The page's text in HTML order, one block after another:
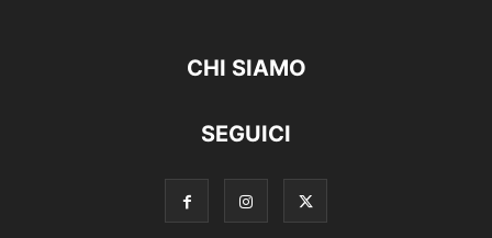
CHI SIAMO
SEGUICI